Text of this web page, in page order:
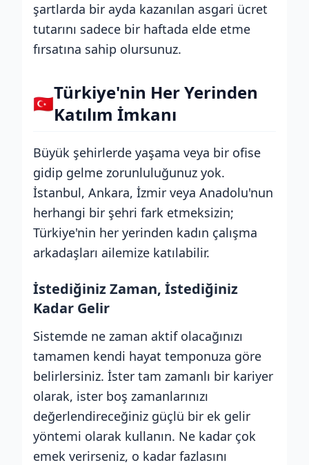
şartlarda bir ayda kazanılan asgari ücret
tutarını sadece bir haftada elde etme
fırsatına sahip olursunuz.
🇹🇷Türkiye'nin Her Yerinden
Katılım İmkanı
Büyük şehirlerde yaşama veya bir ofise
gidip gelme zorunluluğunuz yok.
İstanbul, Ankara, İzmir veya Anadolu'nun
herhangi bir şehri fark etmeksizin;
Türkiye'nin her yerinden kadın çalışma
arkadaşları ailemize katılabilir.
İstediğiniz Zaman, İstediğiniz
Kadar Gelir
Sistemde ne zaman aktif olacağınızı
tamamen kendi hayat temponuza göre
belirlersiniz. İster tam zamanlı bir kariyer
olarak, ister boş zamanlarınızı
değerlendireceğiniz güçlü bir ek gelir
yöntemi olarak kullanın. Ne kadar çok
emek verirseniz, o kadar fazlasını